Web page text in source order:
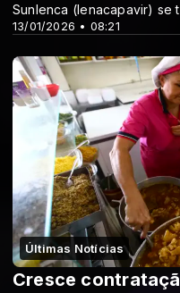
13/01/2026 • 08:21
Sunlenca (lenacapavir) se
Últimas Notícias
Cresce